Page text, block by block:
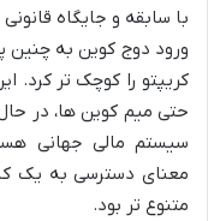
با سابقه و جایگاه
ورود دوج کوین به چنین
کریپتو را کوچک تر کرد.
حتی میم کوین ها، در
سیستم مالی جهانی
معنای دسترسی به یک
متنوع تر بود.